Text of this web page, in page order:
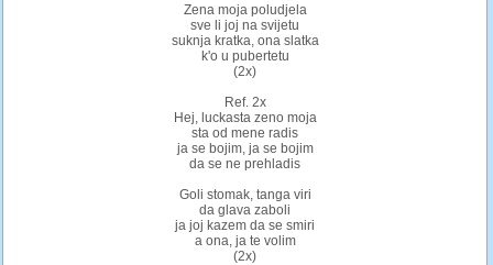
Zena moja poludjela
sve li joj na svijetu
suknja kratka, ona slatka
k'o u pubertetu
(2x)
Ref. 2x
Hej, luckasta zeno moja
sta od mene radis
ja se bojim, ja se bojim
da se ne prehladis
Goli stomak, tanga viri
da glava zaboli
ja joj kazem da se smiri
a ona, ja te volim
(2x)